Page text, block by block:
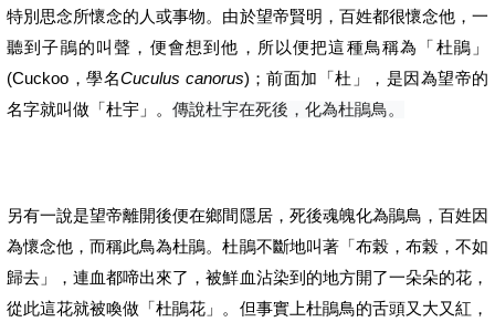
特別思念所懷念的人或事物。由於望帝賢明，百姓都很懷念他，一
聽到子鵑的叫聲，便會想到他，所以便把這種鳥稱為「杜鵑」
(Cuckoo ， 學名Cuculus canorus) ；前面加「杜」，是因為望帝的
名字就叫做「杜宇」。 傳說杜宇在死後 ， 化為杜鵑鳥。
另有一說是望帝離開後便在鄉間隱居，死後魂魄化為鵑鳥，百姓因
為懷念他，而稱此鳥為杜鵑。杜鵑不斷地叫著「布榖，布榖，不如
歸去」，連血都啼出來了，被鮮血沾染到的地方開了一朵朵的花，
從此這花就被喚做「杜鵑花」。但事實上杜鵑鳥的舌頭又大又紅，